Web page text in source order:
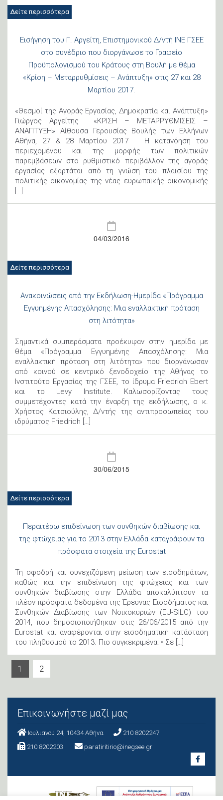
Δείτε περισσότερα
Εισήγηση του Γ. Αργείτη, Επιστημονικού Δ/ντή ΙΝΕ ΓΣΕΕ
στο συνέδριο που διοργάνωσε το Γραφείο
Προϋπολογισμού του Κράτους στη Βουλή με θέμα
«Κρίση – Μεταρρυθμίσεις – Ανάπτυξη» στις 27 και 28
Μαρτίου 2017.
«Θεσμοί της Αγοράς Εργασίας, Δημοκρατία και Ανάπτυξη»
Γιώργος Αργείτης «ΚΡΙΣΗ – ΜΕΤΑΡΡΥΘΜΙΣΕΙΣ –
ΑΝΑΠΤΥΞΗ» Αίθουσα Γερουσίας Βουλής των Ελλήνων
Αθήνα, 27 & 28 Μαρτίου 2017 Η κατανόηση του
περιεχομένου και της μορφής των πολιτικών
παρεμβάσεων στο ρυθμιστικό περιβάλλον της αγοράς
εργασίας εξαρτάται από τη γνώση του πλαισίου της
πολιτικής οικονομίας της νέας ευρωπαϊκής οικονομικής
[…]
04/03/2016
Δείτε περισσότερα
Ανακοινώσεις από την Εκδήλωση-Ημερίδα «Πρόγραμμα
Εγγυημένης Απασχόλησης: Μια εναλλακτική πρόταση
στη λιτότητα»
Σημαντικά συμπεράσματα προέκυψαν στην ημερίδα με
θέμα «Πρόγραμμα Εγγυημένης Απασχόλησης: Μια
εναλλακτική πρόταση στη λιτότητα» που διοργάνωσαν
από κοινού σε κεντρικό ξενοδοχείο της Αθήνας το
Ινστιτούτο Εργασίας της ΓΣΕΕ, το ίδρυμα Friedrich Εbert
και το Levy Institute. Καλωσορίζοντας τους
συμμετέχοντες κατά την έναρξη της εκδήλωσης, ο κ.
Χρήστος Κατσιούλης, Δ/ντής της αντιπροσωπείας του
ιδρύματος Friedrich […]
30/06/2015
Δείτε περισσότερα
Περαιτέρω επιδείνωση των συνθηκών διαβίωσης και
της φτώχειας για το 2013 στην Ελλάδα καταγράφουν τα
πρόσφατα στοιχεία της Eurostat
Τη σφοδρή και συνεχιζόμενη μείωση των εισοδημάτων,
καθώς και την επιδείνωση της φτώχειας και των
συνθηκών διαβίωσης στην Ελλάδα αποκαλύπτουν τα
πλέον πρόσφατα δεδομένα της Έρευνας Εισοδήματος και
Συνθηκών Διαβίωσης των Νοικοκυριών (EU-SILC) του
2014, που δημοσιοποιήθηκαν στις 26/06/2015 από την
Eurostat και αναφέρονται στην εισοδηματική κατάσταση
του πληθυσμού το 2013. Πιο συγκεκριμένα: • Σε […]
1 2
Επικοινωνήστε μαζί μας
Ιουλιανού 24, 10434 Aθήνα
210 8202247
210 8202203
paratiritirio@inegsee.gr